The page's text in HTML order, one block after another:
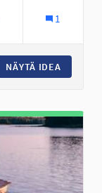
1
NÄYTÄ IDEA